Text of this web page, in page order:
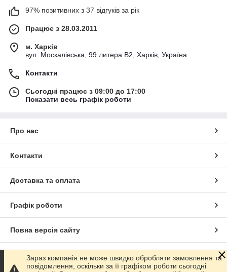
97% позитивних з 37 відгуків за рік
Працює з 28.03.2011
м. Харків
вул. Москалівська, 99 литера В2, Харків, Україна
Контакти
Сьогодні працює з 09:00 до 17:00
Показати весь графік роботи
Про нас
Контакти
Доставка та оплата
Графік роботи
Повна версія сайту
Сайт створено на маркетплейсіProm.ua
Зараз компанія не може швидко обробляти замовлення та
повідомлення, оскільки за її графіком роботи сьогодні